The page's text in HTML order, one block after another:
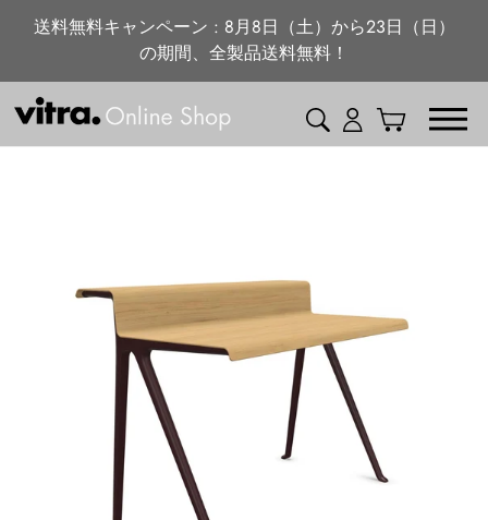
ン
送料無料キャンペーン : 8月8日（土）から23日（日）
の期間、全製品送料無料！
検索 ログインカート